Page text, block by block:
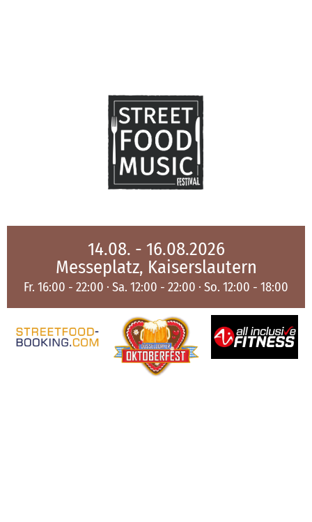
14.08. - 16.08.2026
Messeplatz, Kaiserslautern
Fr. 16:00 - 22:00 · Sa. 12:00 - 22:00 · So. 12:00 - 18:00